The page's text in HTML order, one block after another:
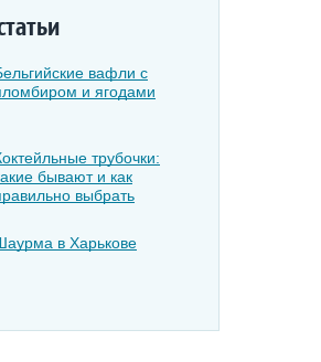
вафли с
и ягодами
трубочки:
бывают и как
выбрать
в Харькове